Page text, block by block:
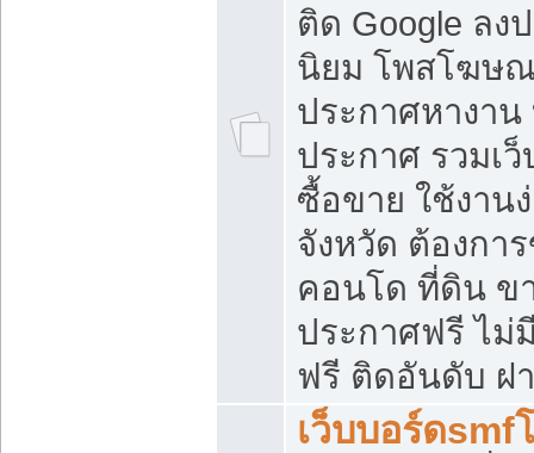
ติด Google ลง
นิยม โพสโฆษ
ประกาศหางาน
ประกาศ รวมเ
ซื้อขาย ใช้งาน
จังหวัด ต้องกา
คอนโด ที่ดิน ข
ประกาศฟรี ไม่
ฟรี ติดอันดับ ฝ
เว็บบอร์ดsmf